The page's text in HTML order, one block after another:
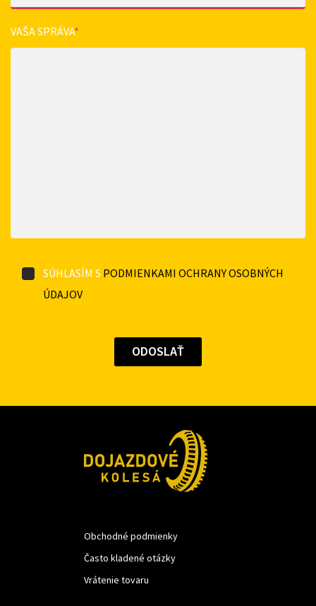
VAŠA SPRÁVA*
SÚHLASÍM S PODMIENKAMI OCHRANY OSOBNÝCH
ÚDAJOV
Obchodné podmienky
Často kladené otázky
Vrátenie tovaru